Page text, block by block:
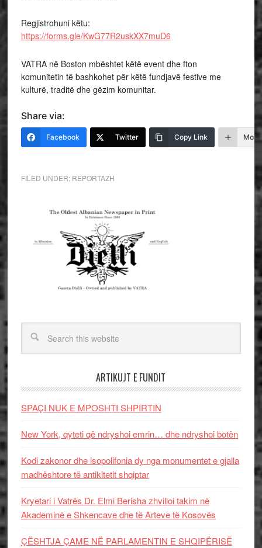
Regjistrohuni këtu:
https://forms.gle/KwG77R2uskXX7muD6
VATRA në Boston mbështet këtë event dhe fton
komunitetin të bashkohet për këtë fundjavë festive me
kulturë, traditë dhe gëzim komunitar.
Share via:
Facebook Twitter Copy Link More
FILED UNDER: REPORTAZH
ARTIKUJT E FUNDIT
SPAÇI NUK E MPOSHTI SHPIRTIN
New York, qyteti që ndryshoi emrin… dhe ndryshoi botën
Kodi zakonor dhe isopolifonia dy nga monumentet e gjalla
madhështore të antikitetit shqiptar
Kryetari i Vatrës Dr. Elmi Berisha zhvilloi takim në
Akademinë e Shkencave dhe të Arteve të Kosovës
ÇËSHTJA ÇAME NË PARLAMENTIN E SHQIPËRISË